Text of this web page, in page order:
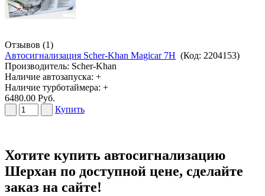
Отзывов (1)
Автосигнализация Scher-Khan Magicar 7H (Код: 2204153)
Производитель: Scher-Khan
Наличие автозапуска: +
Наличие турботаймера: +
6480.00 Руб.
Купить
Хотите купить автосигнализацию
Шерхан по доступной цене, сделайте
заказ на сайте!